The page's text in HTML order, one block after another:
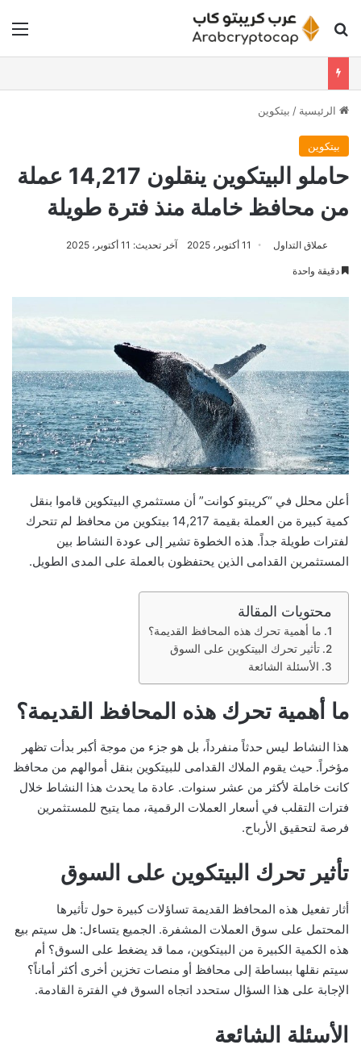
بحث عن
الرئيسية / بيتكوين
بيتكوين
حاملو البيتكوين ينقلون 14,217 عملة
من محافظ خاملة منذ فترة طويلة
عملاق التداول 11 أكتوبر، 2025 آخر تحديث: 11 أكتوبر، 2025
دقيقة واحدة
أعلن محلل في “كريبتو كوانت” أن مستثمري البيتكوين قاموا بنقل
كمية كبيرة من العملة بقيمة 14,217 بيتكوين من محافظ لم تتحرك
لفترات طويلة جداً. هذه الخطوة تشير إلى عودة النشاط بين
المستثمرين القدامى الذين يحتفظون بالعملة على المدى الطويل.
محتويات المقالة
ما أهمية تحرك هذه المحافظ القديمة؟
تأثير تحرك البيتكوين على السوق
الأسئلة الشائعة
ما أهمية تحرك هذه المحافظ القديمة؟
هذا النشاط ليس حدثاً منفرداً، بل هو جزء من موجة أكبر بدأت تظهر
مؤخراً. حيث يقوم الملاك القدامى للبيتكوين بنقل أموالهم من محافظ
كانت خاملة لأكثر من عشر سنوات. عادة ما يحدث هذا النشاط خلال
فترات التقلب في أسعار العملات الرقمية، مما يتيح للمستثمرين
فرصة لتحقيق الأرباح.
تأثير تحرك البيتكوين على السوق
أثار تفعيل هذه المحافظ القديمة تساؤلات كبيرة حول تأثيرها
المحتمل على سوق العملات المشفرة. الجميع يتساءل: هل سيتم بيع
هذه الكمية الكبيرة من البيتكوين، مما قد يضغط على السوق؟ أم
سيتم نقلها ببساطة إلى محافظ أو منصات تخزين أخرى أكثر أماناً؟
الإجابة على هذا السؤال ستحدد اتجاه السوق في الفترة القادمة.
الأسئلة الشائعة